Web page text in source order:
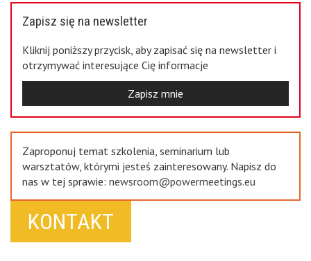
Zapisz się na newsletter
Kliknij poniższy przycisk, aby zapisać się na newsletter i
otrzymywać interesujące Cię informacje
Zapisz mnie
Zaproponuj temat szkolenia, seminarium lub
warsztatów, którymi jesteś zainteresowany. Napisz do
nas w tej sprawie: newsroom@powermeetings.eu
KONTAKT